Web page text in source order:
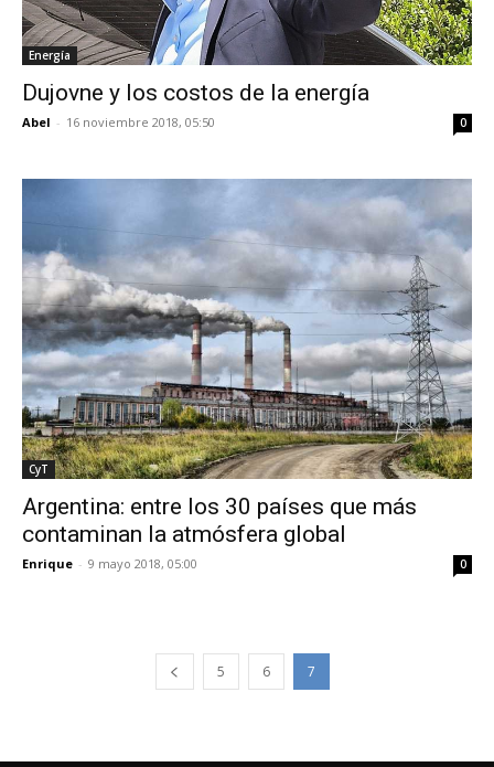
Energía
Dujovne y los costos de la energía
Abel - 16 noviembre 2018, 05:50 0
CyT
Argentina: entre los 30 países que más
contaminan la atmósfera global
Enrique - 9 mayo 2018, 05:00 0
5 6 7